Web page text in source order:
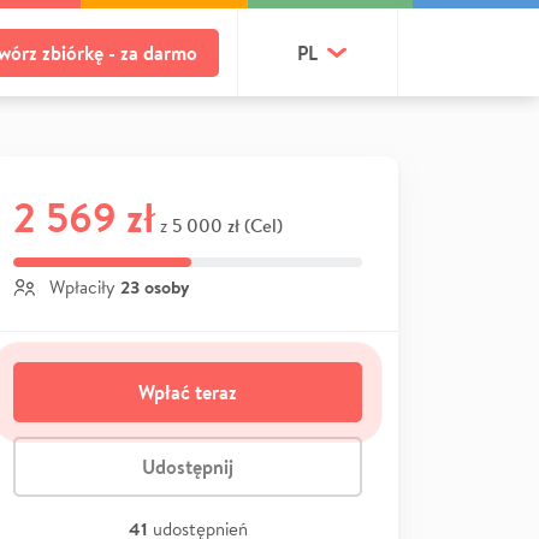
zbiórkę - za darmo PL
2 569 zł z 5 000 zł (Cel)
Wpłaciły 23 osoby
Wpłać teraz
Udostępnij
41 udostępnień